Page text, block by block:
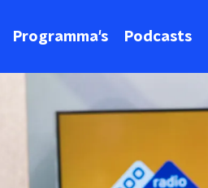
Programma's Podcasts